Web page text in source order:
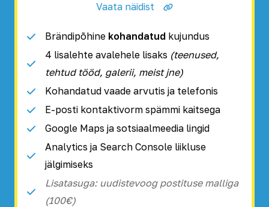
Vaata näidist
Brändipõhine kohandatud kujundus
4 lisalehte avalehele lisaks (teenused,
tehtud tööd, galerii, meist jne)
Kohandatud vaade arvutis ja telefonis
E-posti kontaktivorm spämmi kaitsega
Google Maps ja sotsiaalmeedia lingid
Analytics ja Search Console liikluse
jälgimiseks
Lisatasuga: uudistevoog postituse malliga
(100€)